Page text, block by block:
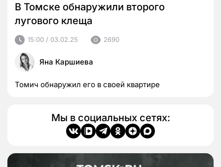
В Томске обнаружили второго
лугового клеща
15:00 / 03.02.25 2690
Яна Каршиева
Томич обнаружил его в своей квартире
Мы в социальных сетях: